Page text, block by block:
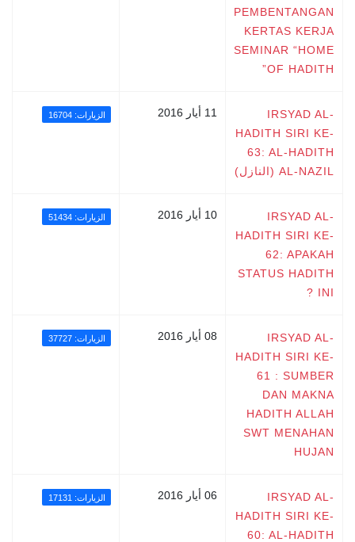
PEMBENTANGAN
KERTAS KERJA
SEMINAR “HOME
OF HADITH”
IRSYAD AL-
HADITH SIRI KE-
63: AL-HADITH
AL-NAZIL (النازل)
11 أيار 2016 الزيارات: 16704
IRSYAD AL-
HADITH SIRI KE-
62: APAKAH
STATUS HADITH
INI ?
10 أيار 2016 الزيارات: 51434
IRSYAD AL-
HADITH SIRI KE-
61 : SUMBER
DAN MAKNA
HADITH ALLAH
SWT MENAHAN
HUJAN
08 أيار 2016 الزيارات: 37727
IRSYAD AL-
HADITH SIRI KE-
60: AL-HADITH
06 أيار 2016 الزيارات: 17131